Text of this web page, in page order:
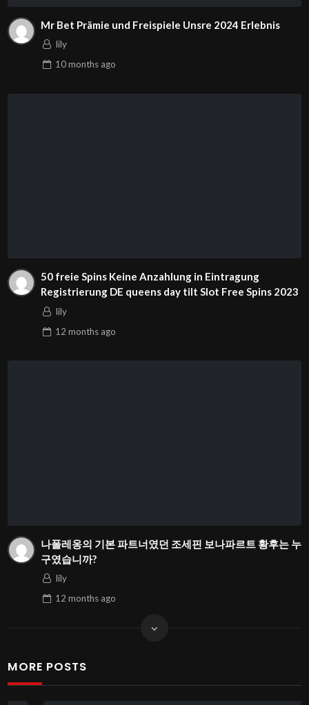
Mr Bet Prämie und Freispiele Unsre 2024 Erlebnis
lily
10 monthsago
50 freie Spins Keine Anzahlung in Eintragung
Registrierung DE queens day tilt Slot Free Spins 2023
lily
12 monthsago
나폴레옹의 기본 파트너였던 조세핀 보나파르트 황후는 누
구였습니까?
lily
12 monthsago
MORE POSTS